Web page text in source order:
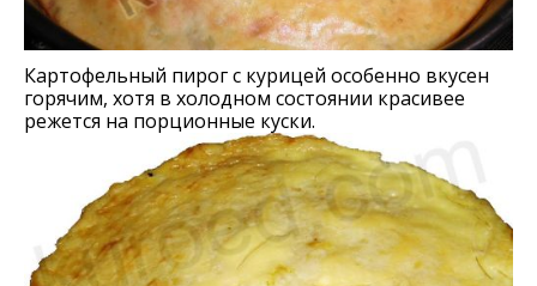
Картофельный пирог с курицей особенно вкусен
горячим, хотя в холодном состоянии красивее
режется на порционные куски.